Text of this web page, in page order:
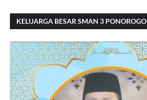
KELUARGA BESAR SMAN 3 PONOROGO